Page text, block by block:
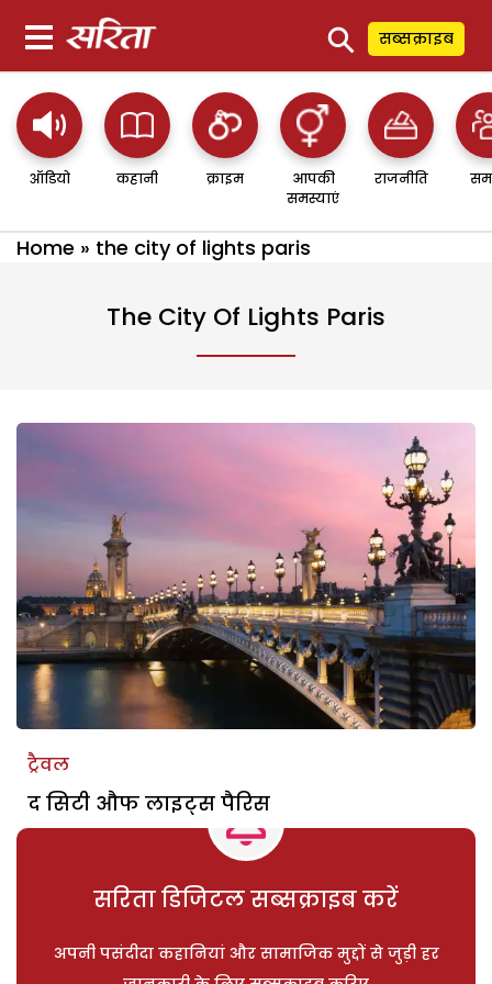
⚲ सब्सक्राइब
ऑडियो कहानी क्राइम
आपकी
समस्याएं
राजनीति
Home » the city of lights paris
The City Of Lights Paris
ट्रैवल
द सिटी औफ लाइट्स पैरिस
सरिता डिजिटल सब्सक्राइब करें
अपनी पसंदीदा कहानियां और सामाजिक मुद्दों से जुड़ी हर